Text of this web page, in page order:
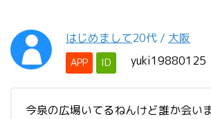
はじめまして20代 / 大阪
APP ID yuki19880125
今泉の広場いてるねんけど誰か会い